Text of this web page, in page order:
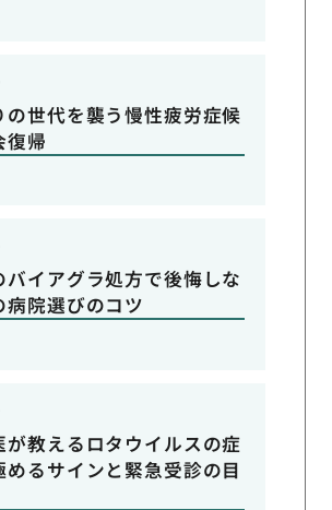
の世代を襲う慢性疲労症候
復帰
バイアグラ処方で後悔しな
病院選びのコツ
が教えるロタウイルスの症
めるサインと緊急受診の目